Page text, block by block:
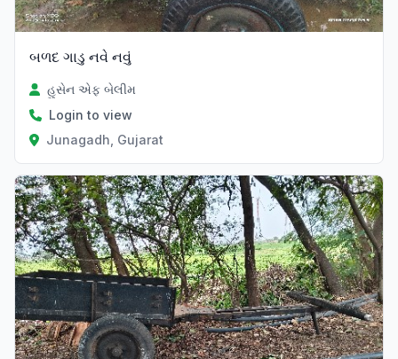
બળદ ગાડુ નવે નવું
હુસેન એફ બેલીમ
Login to view
Junagadh, Gujarat